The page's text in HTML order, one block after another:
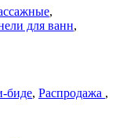
,
для ванн,
биде, Распродажа ,